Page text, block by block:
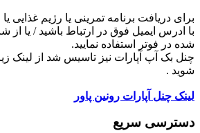
برای دریافت برنامه تمرینی یا رژیم غذایی
با ادرس ایمیل فوق در ارتباط باشید / یا از
شده در فوتر استفاده نمایید.
چنل بک آپ آپارات نیز تاسیس شد از لینک
شوید .
لینک چنل آپارات رونین پاور
دسترسی سریع